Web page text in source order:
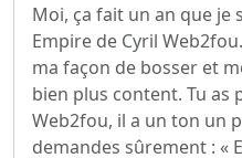
Moi, ça fait un an que je
Empire de Cyril
ma façon de bosser et
bien plus content. Tu as
Web2fou, il a un ton un
demandes sûrement : «